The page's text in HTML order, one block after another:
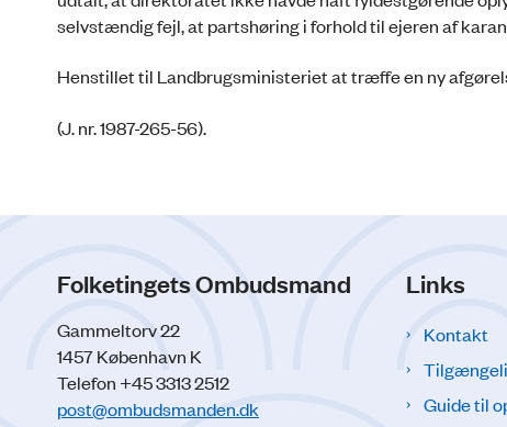
selvstændig fejl, at partshøring i forhold til ejeren af
Henstillet til Landbrugsministeriet at træffe en ny
(J. nr. 1987-265-56).
Folketingets Ombudsmand
Gammeltorv 22
1457 København K
Telefon +45 3313 2512
post@ombudsmanden.dk
Links
Kontakt
Guide til